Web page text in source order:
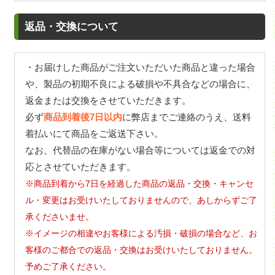
返品・交換について
・お届けした商品がご注文いただいた商品と違った場合
や、製品の初期不良による破損や不具合などの場合に、
返金または交換をさせていただきます。
必ず商品到着後7日以内に弊店までご連絡のうえ、送料
着払いにて商品をご返送下さい。
なお、代替品の在庫がない場合等については返金での対
応とさせていただきます。
※商品到着から7日を経過した商品の返品・交換・キャンセ
ル・変更はお受けいたしておりませんので、あしからずご了
承くださいませ。
※イメージの相違やお客様による汚損・破損の場合など、お
客様のご都合での返品・交換はお受けいたしておりません。
予めご了承ください。